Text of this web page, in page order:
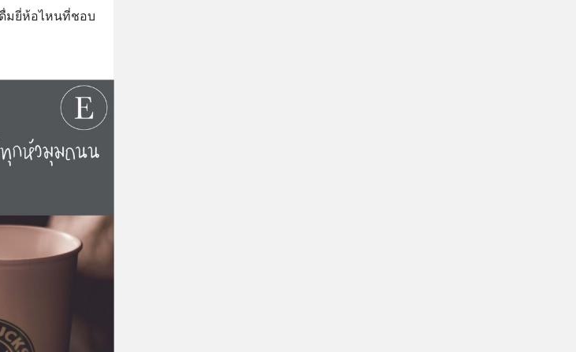
มยี่ห้อไหนที่ชอบ